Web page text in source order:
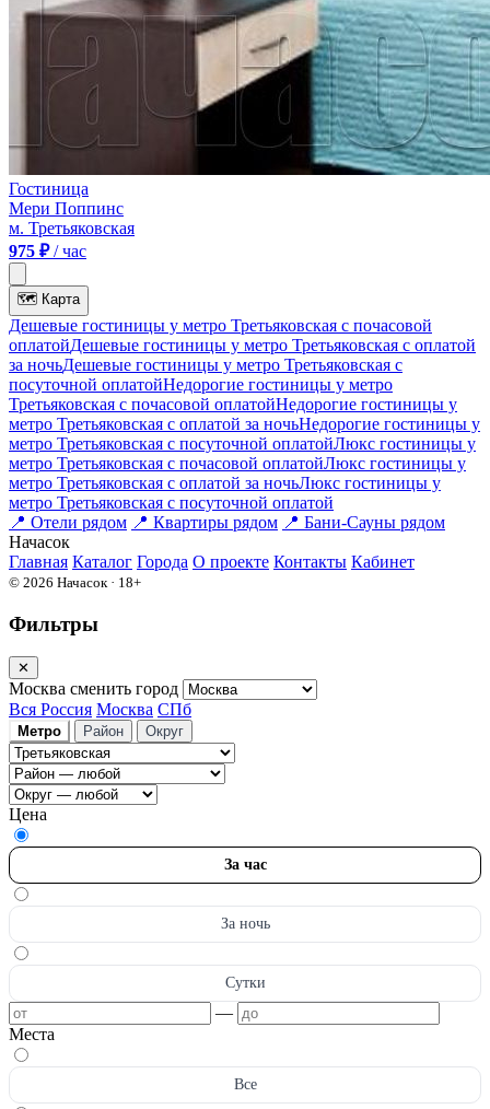
Гостиница
Мери Поппинс
м. Третьяковская
975 ₽/ час
🗺 Карта
Дешевые гостиницы у метро Третьяковская c почасовой
оплатойДешевые гостиницы у метро Третьяковская с оплатой
за ночьДешевые гостиницы у метро Третьяковская c
посуточной оплатойНедорогие гостиницы у метро
Третьяковская c почасовой оплатойНедорогие гостиницы у
метро Третьяковская с оплатой за ночьНедорогие гостиницы у
метро Третьяковская c посуточной оплатойЛюкс гостиницы у
метро Третьяковская c почасовой оплатойЛюкс гостиницы у
метро Третьяковская с оплатой за ночьЛюкс гостиницы у
метро Третьяковская c посуточной оплатой
📍 Отели рядом 📍 Квартиры рядом 📍 Бани-Сауны рядом
Начасок
Главная Каталог Города О проекте Контакты Кабинет
© 2026 Начасок · 18+
Фильтры
✕
Москва сменить город
Вся Россия Москва СПб
Метро Район Округ
Цена
За час
За ночь
Сутки
—
Места
Все